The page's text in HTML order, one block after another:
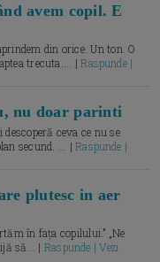
avem copil. E
din orice. Un ton. O
trecuta.... |Raspunde |
nu doar parinti
ceva ce nu se
secund. ... |Raspunde |
plutesc in aer
în fața copilului.” „Ne
să... | Raspunde | Vezi